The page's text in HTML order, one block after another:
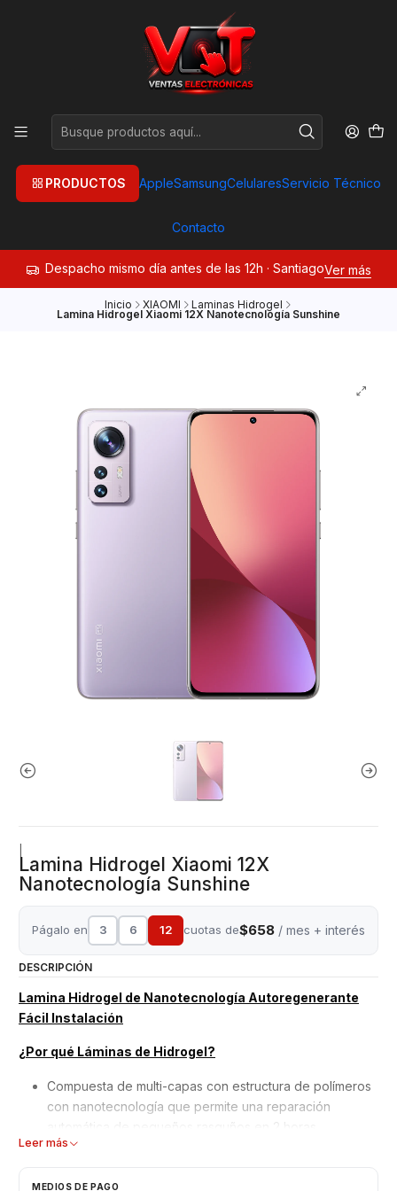
PRODUCTOS AppleSamsungCelularesServicio Técnico
Contacto
Despacho mismo día antes de las 12h · SantiagoVer más
Inicio XIAOMI Laminas Hidrogel
Lamina Hidrogel Xiaomi 12X Nanotecnología Sunshine
Lamina Hidrogel Xiaomi 12X
Nanotecnología Sunshine
Págalo en 3 6 12 cuotas de$658 / mes + interés
DESCRIPCIÓN
Lamina Hidrogel de Nanotecnología Autoregenerante
Fácil Instalación
¿Por qué Láminas de Hidrogel?
Compuesta de multi-capas con estructura de polímeros
con nanotecnología que permite una reparación
automática de pequeños rasguños en 2 horas.
Mejor adaptación y absorción de golpes, debido a su
No interfiere en el reconocimiento de la huella dactilar
Leer más
MEDIOS DE PAGO